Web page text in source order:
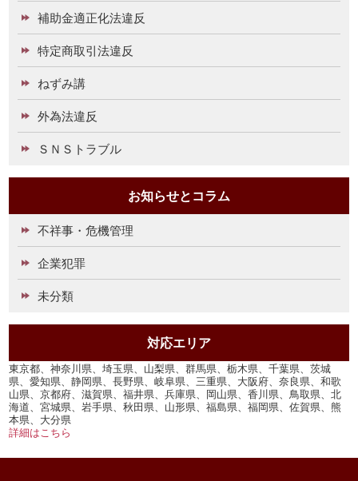
補助金適正化法違反
特定商取引法違反
ねずみ講
外為法違反
ＳＮＳトラブル
お知らせとコラム
不祥事・危機管理
企業犯罪
未分類
対応エリア
東京都、神奈川県、埼玉県、山梨県、群馬県、栃木県、千葉県、茨城
県、愛知県、静岡県、長野県、岐阜県、三重県、大阪府、奈良県、和歌
山県、京都府、滋賀県、福井県、兵庫県、岡山県、香川県、鳥取県、北
海道、宮城県、岩手県、秋田県、山形県、福島県、福岡県、佐賀県、熊
本県、大分県
詳細はこちら